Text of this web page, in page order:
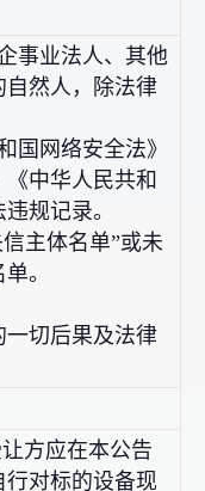
事业法人、其他
然人，除法律
国网络安全法》
《中华人民共和
规记录。
主体名单”或未
。
一切后果及法律
方应在本公告
对标的设备现